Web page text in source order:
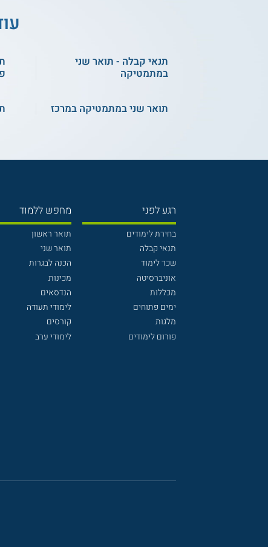
תנאי קבלה - תואר שני
במתמטיקה
תואר שני במתמטיקה במרכז
רגע לפני
בחירת לימודים
תנאי קבלה
שכר לימוד
אוניברסיטה
מכללות
ימים פתוחים
מלגות
פורום לימודים
מחפש ללמוד
תואר ראשון
תואר שני
הכנה לבגרות
מכינות
הנדסאים
לימודי תעודה
קורסים
לימודי ערב